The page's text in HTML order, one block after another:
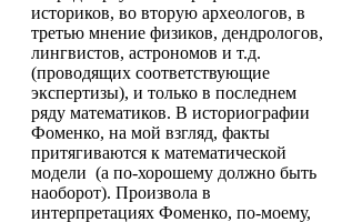
историков, во вторую археологов, в
третью мнение физиков, дендрологов,
лингвистов, астрономов и т.д.
(проводящих соответствующие
экспертизы), и только в последнем
ряду математиков. В историографии
Фоменко, на мой взгляд, факты
притягиваются к математической
модели (а по-хорошему должно быть
наоборот). Произвола в
интерпретациях Фоменко, по-моему,